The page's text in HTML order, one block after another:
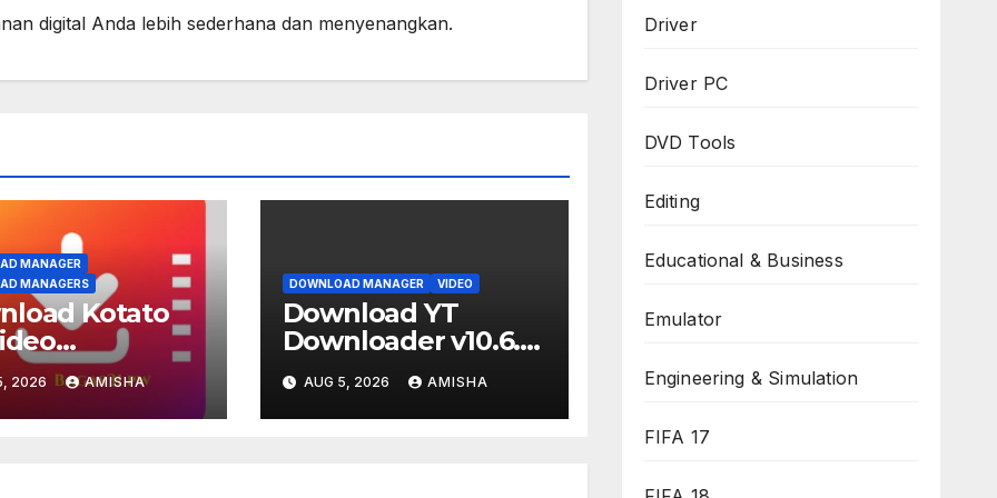
digital Anda lebih sederhana dan menyenangkan.
MANAGER
MANAGERS
Kotato
Pro
Full Terbaru
2026 AMISHA
DOWNLOAD MANAGER VIDEO
Download YT
Downloader v10.6.11
Full Gratis Terbaru
Version
AUG 5, 2026 AMISHA
Driver
Driver PC
DVD Tools
Editing
Educational & Business
Emulator
Engineering & Simulation
FIFA 17